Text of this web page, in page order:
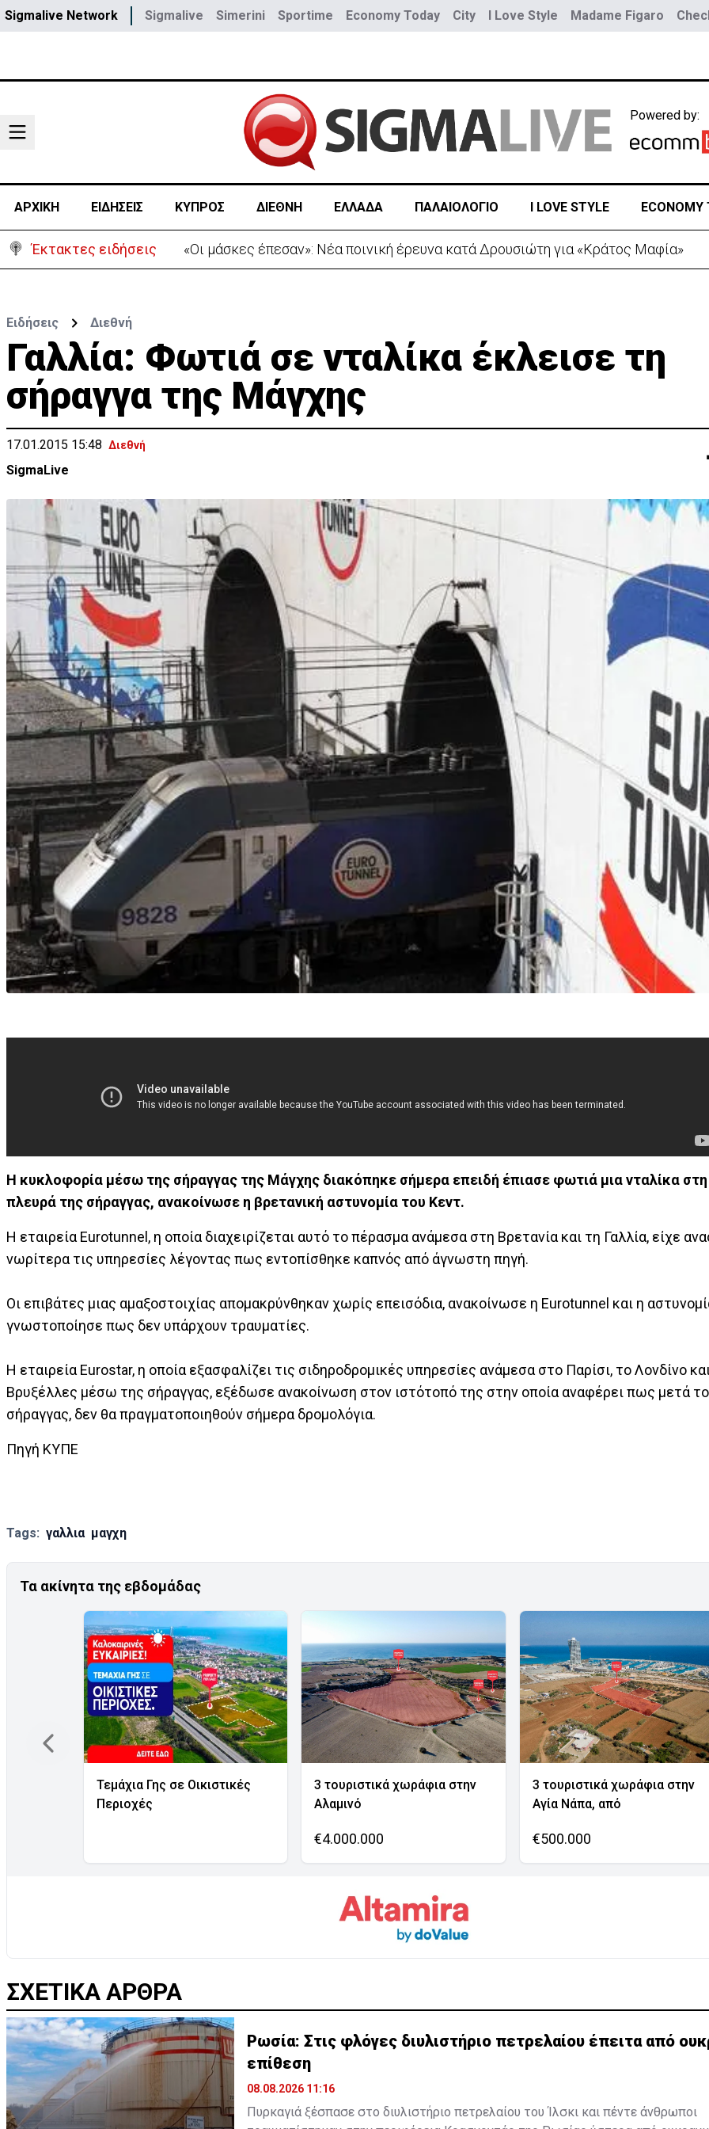
Sigmalive Network Sigmalive Simerini Sportime Economy Today City I Love Style Madame Figaro
Powered by:
ΑΡΧΙΚΗ ΕΙΔΗΣΕΙΣ ΚΥΠΡΟΣ ΔΙΕΘΝΗ ΕΛΛΑΔΑ ΠΑΛΑΙΟΛΟΓΙΟ I LOVE STYLE ECONOMY
Έκτακτες ειδήσεις «Οι μάσκες έπεσαν»: Νέα ποινική έρευνα κατά Δρουσιώτη για «Κράτος Μαφία»
Ειδήσεις Διεθνή
Γαλλία: Φωτιά σε νταλίκα έκλεισε τη
σήραγγα της Μάγχης
17.01.2015 15:48 Διεθνή
SigmaLive
Η κυκλοφορία μέσω της σήραγγας της Μάγχης διακόπηκε σήμερα επειδή έπιασε φωτιά μια νταλίκα στη
πλευρά της σήραγγας, ανακοίνωσε η βρετανική αστυνομία του Κεντ.
Η εταιρεία Eurotunnel, η οποία διαχειρίζεται αυτό το πέρασμα ανάμεσα στη Βρετανία και τη Γαλλία, είχε
νωρίτερα τις υπηρεσίες λέγοντας πως εντοπίσθηκε καπνός από άγνωστη πηγή.
Οι επιβάτες μιας αμαξοστοιχίας απομακρύνθηκαν χωρίς επεισόδια, ανακοίνωσε η Eurotunnel και η
γνωστοποίησε πως δεν υπάρχουν τραυματίες.
Η εταιρεία Eurostar, η οποία εξασφαλίζει τις σιδηροδρομικές υπηρεσίες ανάμεσα στο Παρίσι, το Λονδίνο
Βρυξέλλες μέσω της σήραγγας, εξέδωσε ανακοίνωση στον ιστότοπό της στην οποία αναφέρει πως μετά το
σήραγγας, δεν θα πραγματοποιηθούν σήμερα δρομολόγια.
Πηγή ΚΥΠΕ
Tags: γαλλια μαγχη
Τα ακίνητα της εβδομάδας
Τεμάχια Γης σε Οικιστικές
Περιοχές
3 τουριστικά χωράφια στην
Αλαμινό
€4.000.000
3 τουριστικά χωράφια στην
Αγία Νάπα, από
€500.000
ΣΧΕΤΙΚΑ ΑΡΘΡΑ
Ρωσία: Στις φλόγες διυλιστήριο πετρελαίου έπειτα από
επίθεση
08.08.2026 11:16
Πυρκαγιά ξέσπασε στο διυλιστήριο πετρελαίου του Ίλσκι και πέντε άνθρωποι